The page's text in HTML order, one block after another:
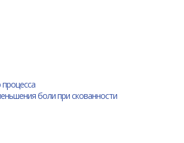
боли при скованности